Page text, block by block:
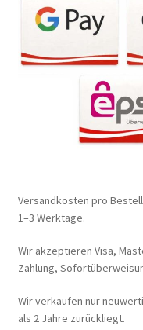
Versandkosten pro
1–3 Werktage.
Wir akzeptieren Visa,
Zahlung,
Wir verkaufen nur
als 2 Jahre zurückliegt.